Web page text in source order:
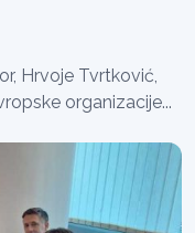
Hrvoje Tvrtković,
organizacije...